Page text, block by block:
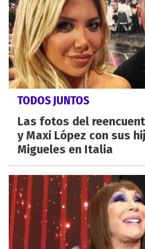
TODOS JUNTOS
Las fotos del
y Maxi López con sus
Migueles en Italia